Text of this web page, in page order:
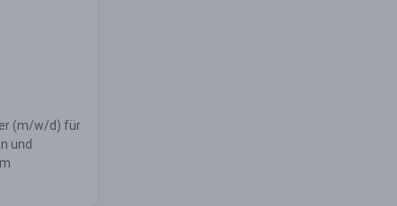
(m/w/d) für
und